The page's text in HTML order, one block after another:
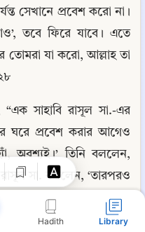
Hadith Library
সেখানে প্রবেশ করো না।
তবে ফিরে যাবে। এতে
তোমরা যা করো, আল্লাহ তা
“এক সাহাবি রাসূল সা.-এর
ঘরে প্রবেশ করার আগেও
অবশ্যই।’ তিনি বললেন,
সা. বললেন, ‘তারপরও
আমি তো তাঁর সেবাও
কি তোমার মাকে বিব্রতকর